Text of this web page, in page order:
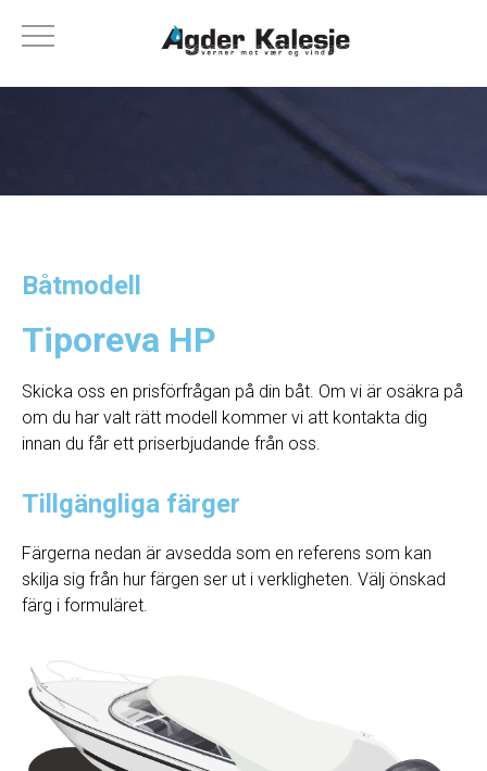
Båtmodell
Tiporeva HP
Skicka oss en prisförfrågan på din båt. Om vi ​​är osäkra på
om du har valt rätt modell kommer vi att kontakta dig
innan du får ett priserbjudande från oss.
Tillgängliga färger
Färgerna nedan är avsedda som en referens som kan
skilja sig från hur färgen ser ut i verkligheten. Välj önskad
färg i formuläret.